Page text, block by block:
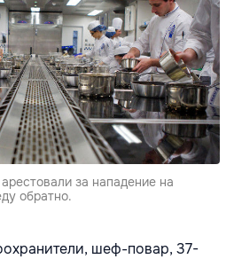
за нападение на
обратно.
шеф-повар, 37-